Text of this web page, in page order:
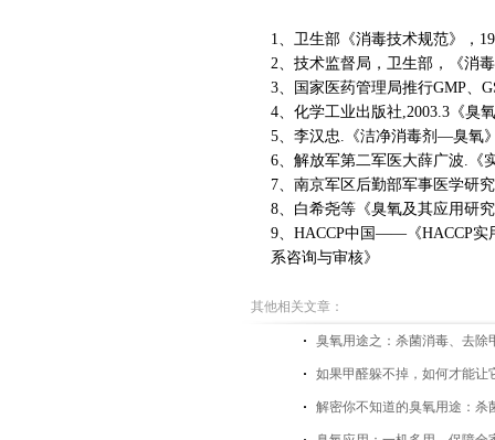
1 、卫生部《消毒技术规范》，
2 、技术监督局，卫生部，《消
3 、国家医药管理局推行GMP
4 、化学工业出版社 ,2003.3 《臭
5 、李汉忠 《洁净消毒剂 —臭氧
6 、解放军第二军医大薛广波
《
7 、南京军区后勤部军事医学研
8 、白希尧等《臭氧及其应用研
9
HACCP中国—— 《HACCP实
系咨询与审核》
其他相关文章：
臭氧用途之：杀菌消毒、去除
如果甲醛躲不掉，如何才能让
解密你不知道的臭氧用途：杀